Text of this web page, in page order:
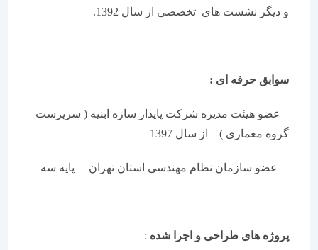
و دیگر نشست های تخصصی از سال 1392.
سوابق حرفه ای :
– عضو هیئت مدیره شرکت پایدار سازه ابنیه ( سرپرست
گروه معماری ) – از سال 1397
– عضو سازمان نظام مهندسی استان تهران – پایه سه
—————————————————————
پروژه های طراحی و اجرا شده